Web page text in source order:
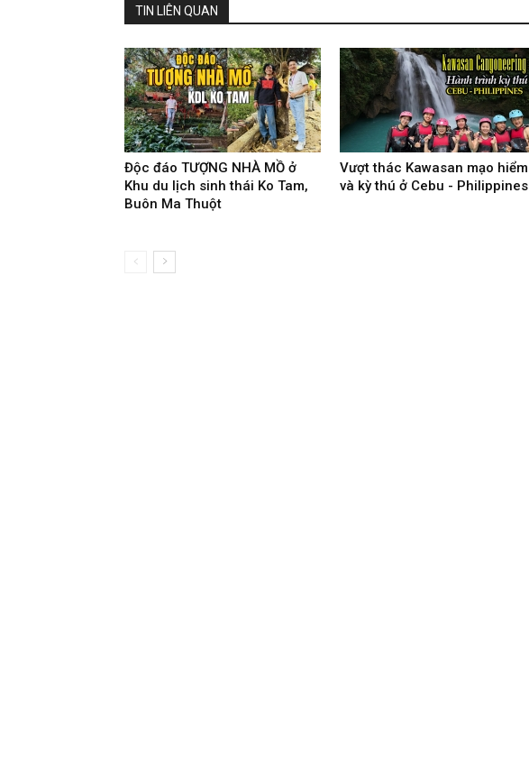
TIN LIÊN QUAN
Độc đáo TƯỢNG NHÀ MỒ ở
Khu du lịch sinh thái Ko Tam,
Buôn Ma Thuột
Vượt thác Kawasan mạo hiểm
và kỳ thú ở Cebu - Philippines